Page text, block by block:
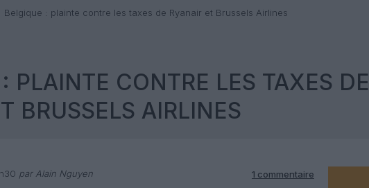
Avis d’expert
Belgique : plainte contre les taxes de Ryanair et Brussels Airlines
PLAINTE CONTRE LES TAXES DE
BRUSSELS AIRLINES
par Alain Nguyen 1 commentaire